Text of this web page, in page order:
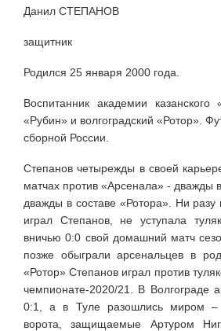
Данил СТЕПАНОВ
защитник
Родился 25 января 2000 года.
Воспитанник академии
«Рубин» и волгоградский «Ротор».
сборной России.
Степанов четырежды в своей
матчах против «Арсенала» - дважды
дважды в составе «Ротора». Ни разу
играл Степанов, не уступала
вничью 0:0 свой домашний матч
позже обыграли арсенальцев в
«Ротор» Степанов играл против
чемпионате-2020/21. В Волгограде
0:1, а в Туле разошлись миром
ворота, защищаемые Артуром